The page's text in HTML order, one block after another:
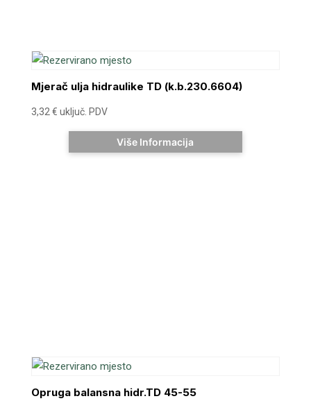
Mjerač ulja hidraulike TD (k.b.230.6604)
3,32 € uključ. PDV
Više Informacija
Opruga balansna hidr.TD 45-55